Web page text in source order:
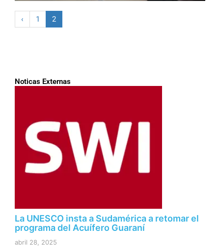
‹ 1 2
Noticas Externas
La UNESCO insta a Sudamérica a retomar el
programa del Acuífero Guaraní
abril 28, 2025